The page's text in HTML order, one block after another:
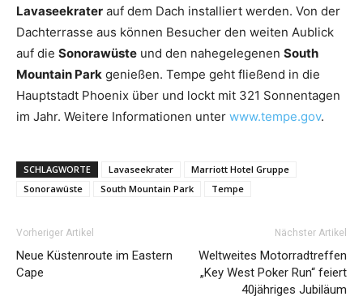
Lavaseekrater auf dem Dach installiert werden. Von der
Dachterrasse aus können Besucher den weiten Aublick
auf die Sonorawüste und den nahegelegenen South
Mountain Park genießen. Tempe geht fließend in die
Hauptstadt Phoenix über und lockt mit 321 Sonnentagen
im Jahr. Weitere Informationen unter www.tempe.gov.
SCHLAGWORTE Lavaseekrater
Marriott Hotel Gruppe
Sonorawüste
South Mountain Park Tempe
Vorheriger Artikel
Neue Küstenroute im Eastern
Cape
Nächster Artikel
Weltweites Motorradtreffen
„Key West Poker Run“ feiert
40jähriges Jubiläum